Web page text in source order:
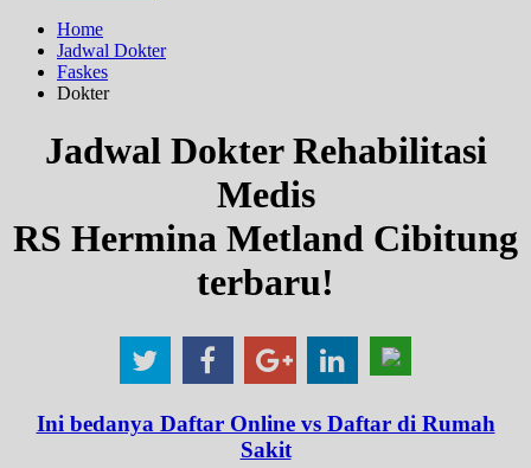
Home
Jadwal Dokter
Faskes
Dokter
Jadwal Dokter Rehabilitasi
Medis
RS Hermina Metland Cibitung
terbaru!
Ini bedanya Daftar Online vs Daftar di Rumah
Sakit